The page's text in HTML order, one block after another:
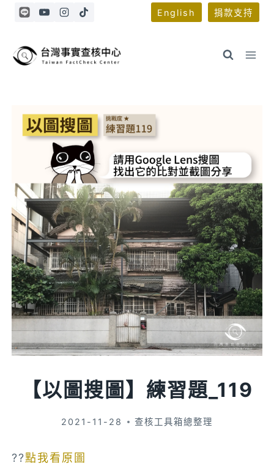
Skip
English 捐款支持
【以圖搜圖】練習題_119
2021-11-28 查核工具箱總整理
??點我看原圖